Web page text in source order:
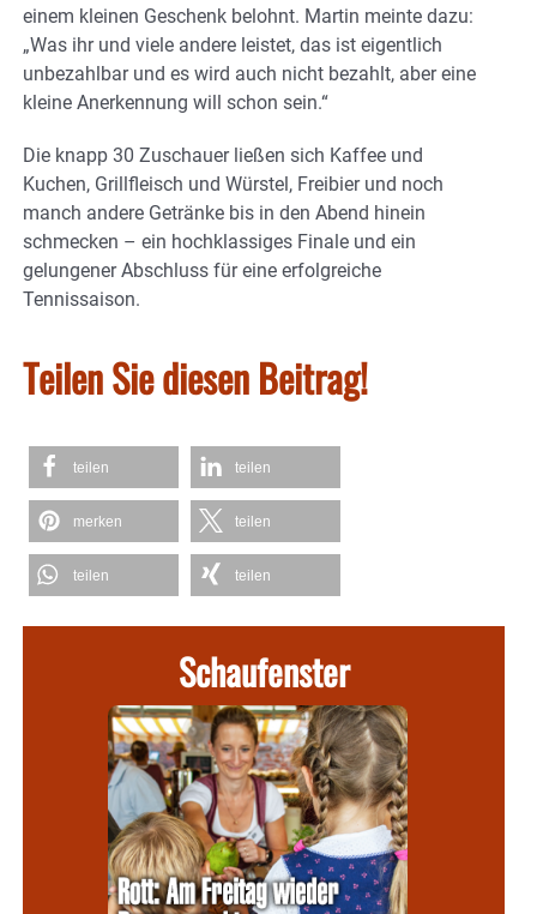
einem kleinen Geschenk belohnt. Martin meinte dazu:
„Was ihr und viele andere leistet, das ist eigentlich
unbezahlbar und es wird auch nicht bezahlt, aber eine
kleine Anerkennung will schon sein.“
Die knapp 30 Zuschauer ließen sich Kaffee und
Kuchen, Grillfleisch und Würstel, Freibier und noch
manch andere Getränke bis in den Abend hinein
schmecken – ein hochklassiges Finale und ein
gelungener Abschluss für eine erfolgreiche
Tennissaison.
Teilen Sie diesen Beitrag!
teilen teilen
merken teilen
teilen teilen
Schaufenster